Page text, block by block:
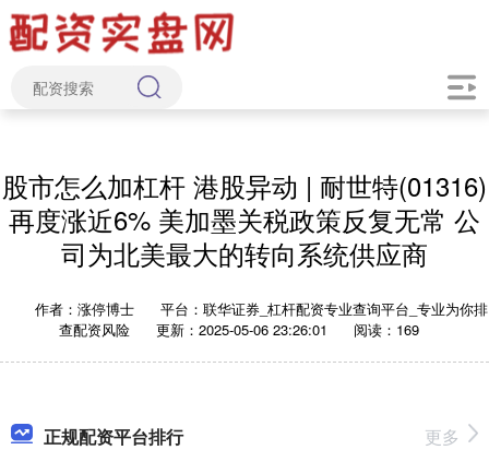
股市怎么加杠杆 港股异动 | 耐世特(01316)
再度涨近6% 美加墨关税政策反复无常 公
司为北美最大的转向系统供应商
作者：涨停博士
平台：联华证券_杠杆配资专业查询平台_专业为你排
查配资风险
更新：2025-05-06 23:26:01 阅读：169
正规配资平台排行 更多